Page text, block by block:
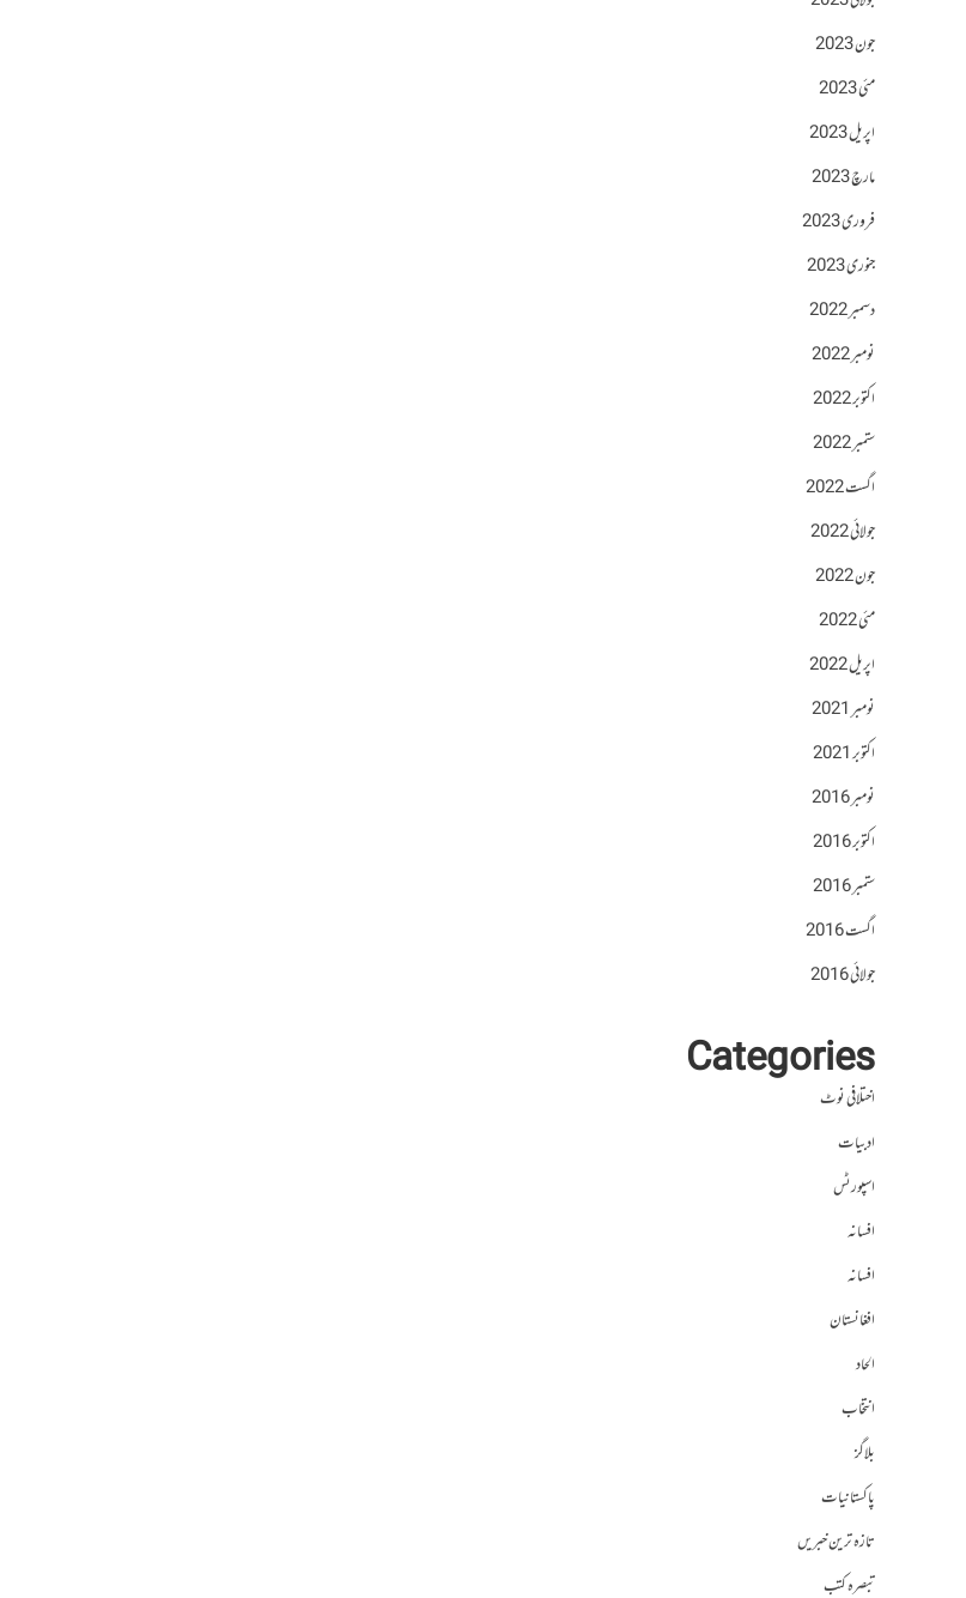
جون 2023
مئی 2023
اپریل 2023
مارچ 2023
فروری 2023
جنوری 2023
دسمبر 2022
نومبر 2022
اکتوبر 2022
ستمبر 2022
اگست 2022
جولائی 2022
جون 2022
مئی 2022
اپریل 2022
نومبر 2021
اکتوبر 2021
نومبر 2016
اکتوبر 2016
ستمبر 2016
اگست 2016
جولائی 2016
Categories
اختلافی نوٹ
ادبیات
اسپورٹس
افسانہ
افسانہ
افغانستان
الحاد
انتخاب
بلاگز
پاکستانیات
تازہ ترین خبریں
تبصرہ کتب